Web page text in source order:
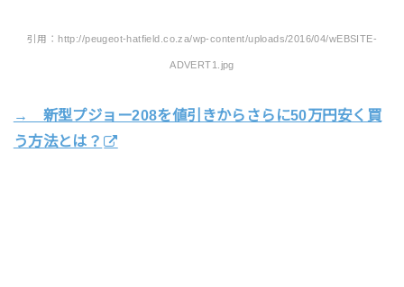
引用：http://peugeot-hatfield.co.za/wp-content/uploads/2016/04/wEBSITE-
ADVERT1.jpg
→ 新型プジョー208を値引きからさらに50万円安く買
う方法とは？